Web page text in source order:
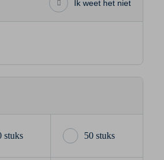
Ik weet het niet
stuks 50 stuks